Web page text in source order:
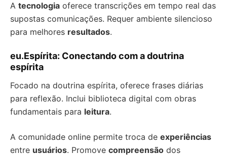
A tecnologia oferece transcrições em tempo real das
supostas comunicações. Requer ambiente silencioso
para melhores resultados.
eu.Espírita: Conectando com a doutrina
espírita
Focado na doutrina espírita, oferece frases diárias
para reflexão. Inclui biblioteca digital com obras
fundamentais para leitura.
A comunidade online permite troca de experiências
entre usuários. Promove compreensão dos